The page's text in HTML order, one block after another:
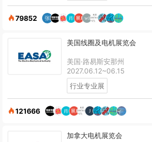
79852
美国线圈及电机展览会
美国·路易斯安那州
2027.06.12~06.15
行业专业展
121666
加拿大电机展览会